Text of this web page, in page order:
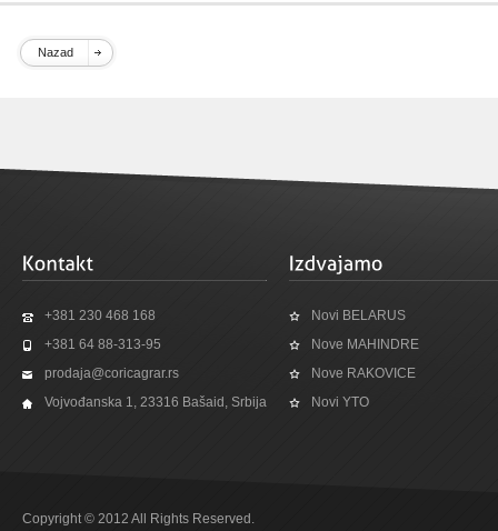
Nazad
+381 230 468 168
+381 64 88-313-95
prodaja@coricagrar.rs
Vojvođanska 1, 23316 Bašaid, Srbija
Novi BELARUS
Nove MAHINDRE
Nove RAKOVICE
Novi YTO
Copyright © 2012 All Rights Reserved.